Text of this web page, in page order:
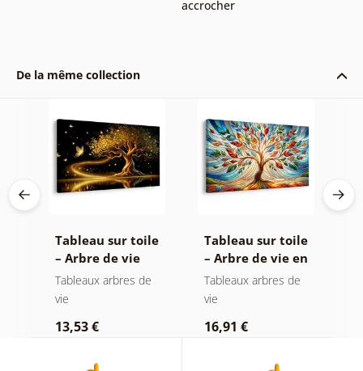
accrocher
De la même collection
Tableau sur toile
– Arbre de vie
magie dorée
Tableaux arbres de
vie
13,53 €
Tableau sur toile
– Arbre de vie en
vitrail coloré
Tableaux arbres de
vie
16,91 €